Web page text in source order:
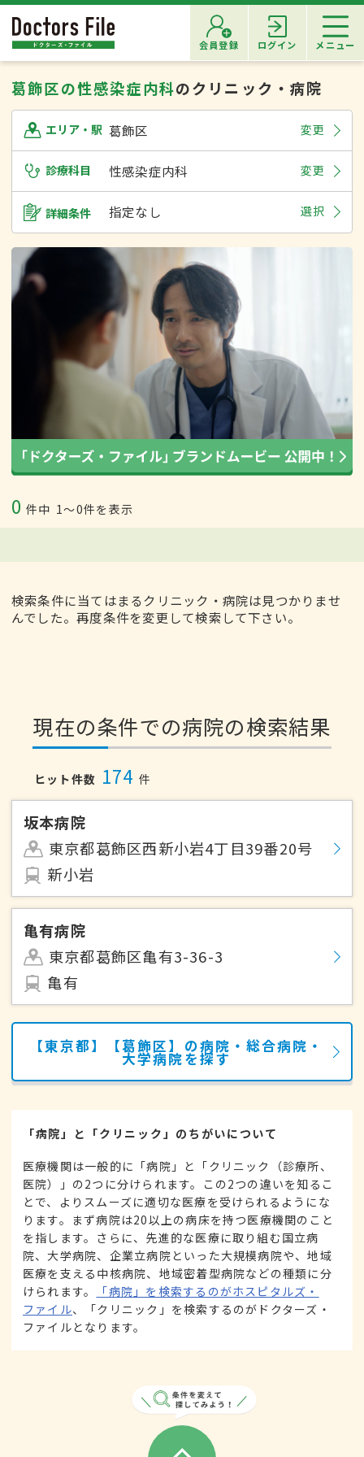
会員登録 ログイン メニュー
葛飾区の性感染症内科のクリニック・病院
エリア・駅 葛飾区 変更
診療科目 性感染症内科 変更
詳細条件 指定なし 選択
0 件中 1〜0件を表示
検索条件に当てはまるクリニック・病院は見つかりませ
んでした。再度条件を変更して検索して下さい。
現在の条件での病院の検索結果
ヒット件数 174 件
坂本病院
東京都葛飾区西新小岩4丁目39番20号
新小岩
亀有病院
東京都葛飾区亀有3-36-3
亀有
【東京都】【葛飾区】の病院・総合病院・
大学病院を探す
「病院」と「クリニック」のちがいについて
医療機関は一般的に「病院」と「クリニック（診療所、
医院）」の2つに分けられます。この2つの違いを知るこ
とで、よりスムーズに適切な医療を受けられるようにな
ります。まず病院は20以上の病床を持つ医療機関のこと
を指します。さらに、先進的な医療に取り組む国立病
院、大学病院、企業立病院といった大規模病院や、地域
医療を支える中核病院、地域密着型病院などの種類に分
けられます。
「病院」を検索するのがホスピタルズ・
ファイル、「クリニック」を検索するのがドクターズ・
ファイルとなります。